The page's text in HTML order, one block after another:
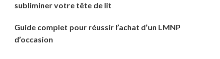
subliminer votre tête de lit
Guide complet pour réussir l’achat d’un LMNP
d’occasion